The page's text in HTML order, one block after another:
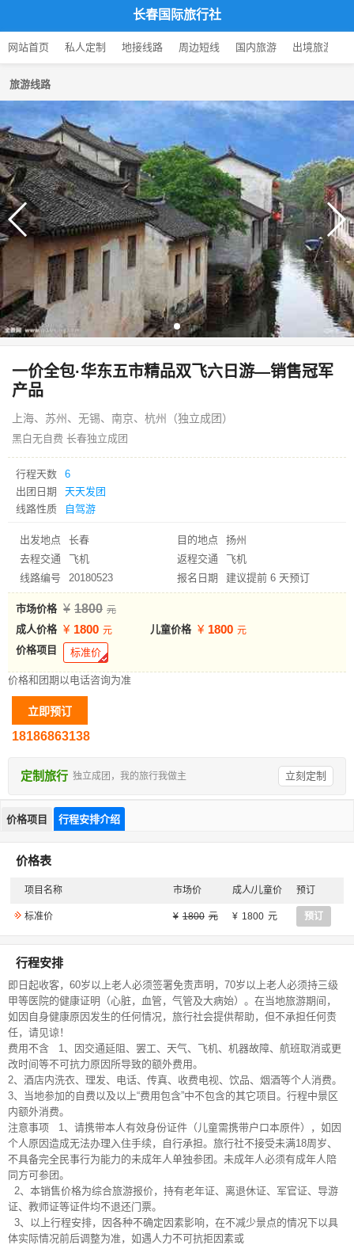
长春国际旅行社
网站首页 私人定制 地接线路 周边短线 国内旅游 出境旅游
旅游线路
一价全包·华东五市精品双飞六日游—销售冠军
产品
上海、苏州、无锡、南京、杭州（独立成团）
黑白无自费 长春独立成团
行程天数
6
出团日期
天天发团
线路性质
自驾游
出发地点 长春 目的地点
扬州
去程交通
飞机 返程交通
飞机
线路编号
20180523 报名日期 建议提前 6 天预订
市场价格 1800
成人价格 1800 儿童价格 1800
价格项目 标准价
价格和团期以电话咨询为准
18186863138
定制旅行 独立成团，我的旅行我做主 立刻定制
价格项目 行程安排介绍
价格表
项目名称 市场价 成人/儿童价 预订
标准价 1800 1800 预订
行程安排
即日起收客，60岁以上老人必须签署免责声明，70岁以上老人必须持三级
甲等医院的健康证明（心脏，血管，气管及大病始）。在当地旅游期间，
如因自身健康原因发生的任何情况，旅行社会提供帮助，但不承担任何责
任，请见谅！
费用不含
1、因交通延阻、罢工、天气、飞机、机器故障、航班取消或更
改时间等不可抗力原因所导致的额外费用。
2、酒店内洗衣、理发、电话、传真、收费电视、饮品、烟酒等个人消费。
3、当地参加的自费以及以上“费用包含”中不包含的其它项目。行程中景区
内额外消费。
注意事项
1、请携带本人有效身份证件（儿童需携带户口本原件），如因
个人原因造成无法办理入住手续，自行承担。旅行社不接受未满18周岁、
不具备完全民事行为能力的未成年人单独参团。未成年人必须有成年人陪
同方可参团。
2、本销售价格为综合旅游报价，持有老年证、离退休证、军官证、导游
证、教师证等证件均不退还门票。
3、以上行程安排，因各种不确定因素影响，在不减少景点的情况下以具
体实际情况前后调整为准，如遇人力不可抗拒因素或